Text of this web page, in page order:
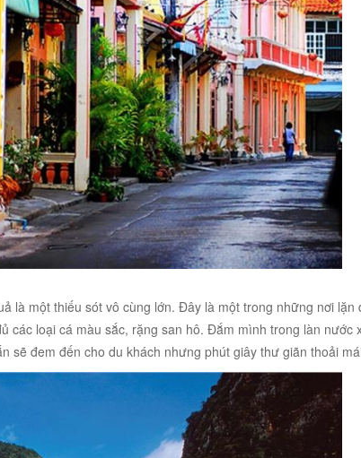
là một thiếu sót vô cùng lớn. Đây là một trong những nơi lặn
các loại cá màu sắc, rặng san hô. Đắm mình trong làn nước
sẽ đem đến cho du khách nhưng phút giây thư giãn thoải